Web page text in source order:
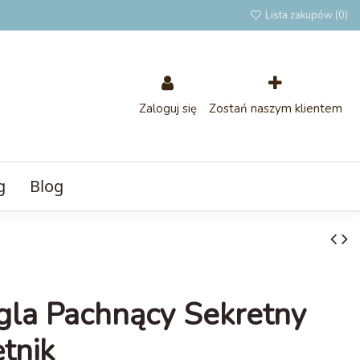
Lista zakupów (0)
Zaloguj się Zostań naszym klientem
Blog
Pachnący Sekretny